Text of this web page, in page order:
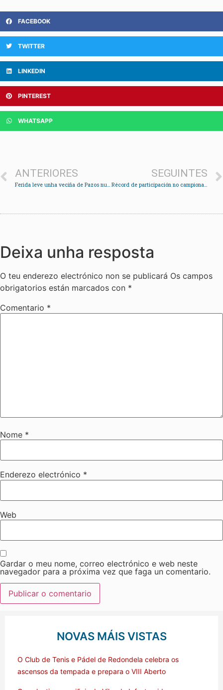
FACEBOOK
TWITTER
LINKEDIN
PINTEREST
WHATSAPP
ANTERIORES
Ferida leve unha veciña de Pazos nun incendio na cafetería Mendiño
SEGUINTES
Récord de participación no campionato de fútbol sala con 47 equipos
Deixa unha resposta
O teu enderezo electrónico non se publicará Os campos
obrigatorios están marcados con *
Comentario *
Nome *
Enderezo electrónico *
Web
Gardar o meu nome, correo electrónico e web neste
navegador para a próxima vez que faga un comentario.
NOVAS MÁIS VISTAS
O Club de Tenis e Pádel de Redondela celebra os
ascensos da tempada e prepara o VIII Aberto